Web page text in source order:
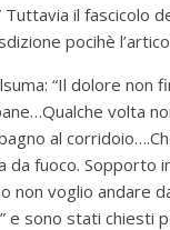
Tuttavia il
pocihè
“Il dolore
volta
al
fuoco. Sopporto
voglio andare
sono stati chiesti